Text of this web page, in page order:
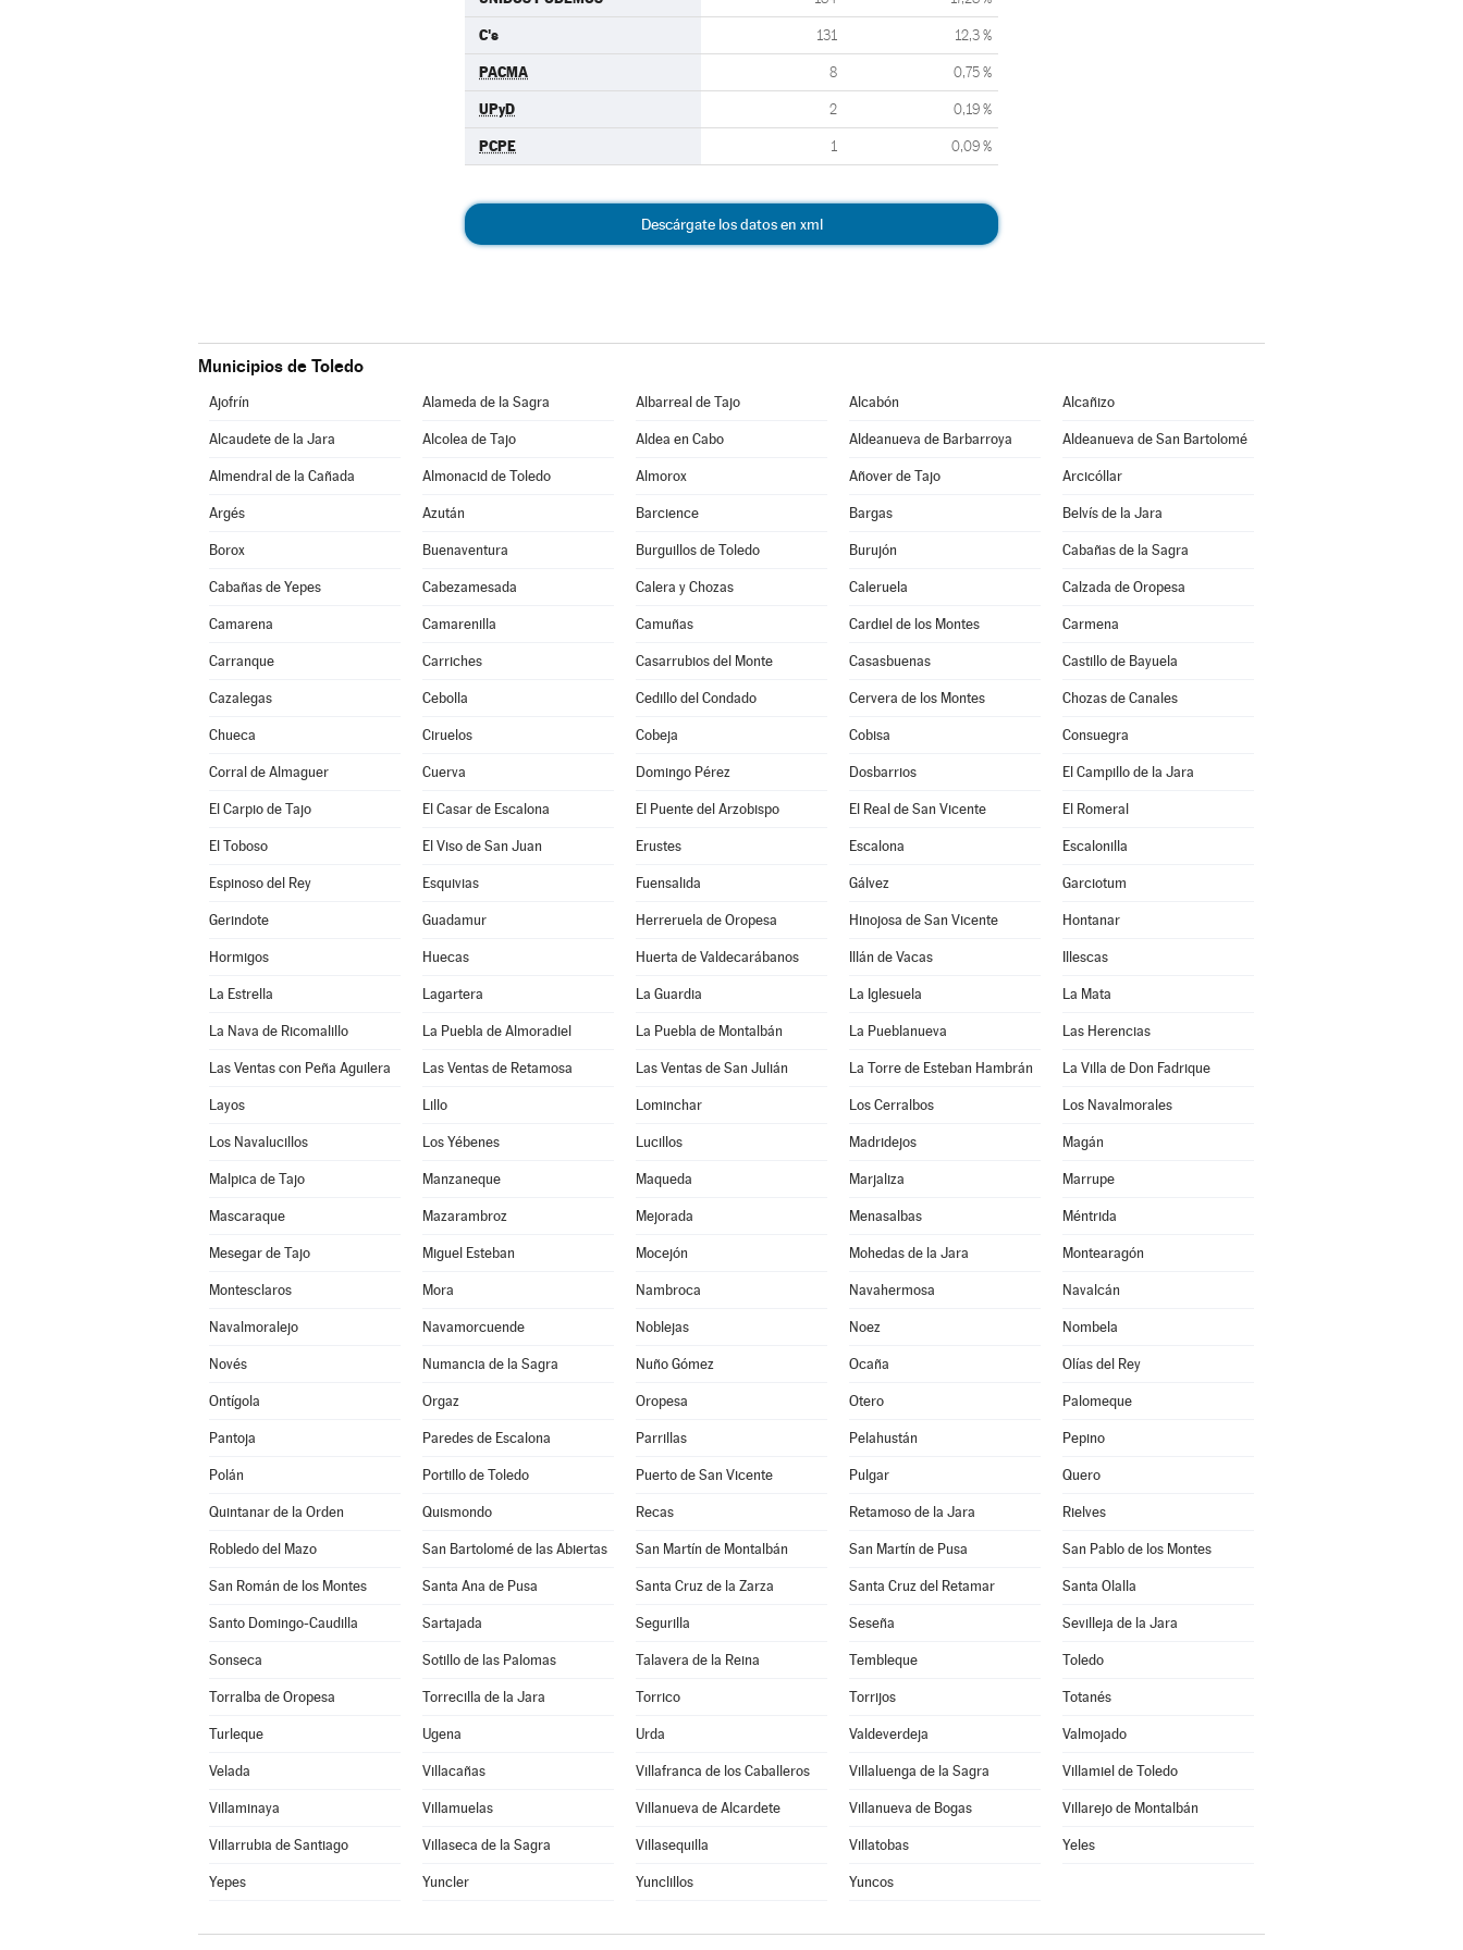
C's 131 12,3 %
PACMA 8 0,75 %
UPyD 2 0,19 %
PCPE 1 0,09 %
Descárgate los datos en xml
Municipios de Toledo
Ajofrín Alameda de la Sagra Albarreal de Tajo Alcabón Alcañizo
Alcaudete de la Jara Alcolea de Tajo Aldea en Cabo Aldeanueva de Barbarroya Aldeanueva de San Bartolomé
Almendral de la Cañada Almonacid de Toledo Almorox Añover de Tajo Arcicóllar
Argés Azután Barcience Bargas Belvís de la Jara
Borox Buenaventura Burguillos de Toledo Burujón Cabañas de la Sagra
Cabañas de Yepes Cabezamesada Calera y Chozas Caleruela Calzada de Oropesa
Camarena Camarenilla Camuñas Cardiel de los Montes Carmena
Carranque Carriches Casarrubios del Monte Casasbuenas Castillo de Bayuela
Cazalegas Cebolla Cedillo del Condado Cervera de los Montes Chozas de Canales
Chueca Ciruelos Cobeja Cobisa Consuegra
Corral de Almaguer Cuerva Domingo Pérez Dosbarrios El Campillo de la Jara
El Carpio de Tajo El Casar de Escalona El Puente del Arzobispo El Real de San Vicente El Romeral
El Toboso El Viso de San Juan Erustes Escalona Escalonilla
Espinoso del Rey Esquivias Fuensalida Gálvez Garciotum
Gerindote Guadamur Herreruela de Oropesa Hinojosa de San Vicente Hontanar
Hormigos Huecas Huerta de Valdecarábanos Illán de Vacas Illescas
La Estrella Lagartera La Guardia La Iglesuela La Mata
La Nava de Ricomalillo La Puebla de Almoradiel La Puebla de Montalbán La Pueblanueva Las Herencias
Las Ventas con Peña Aguilera Las Ventas de Retamosa Las Ventas de San Julián La Torre de Esteban Hambrán La Villa de Don Fadrique
Layos Lillo Lominchar Los Cerralbos Los Navalmorales
Los Navalucillos Los Yébenes Lucillos Madridejos Magán
Malpica de Tajo Manzaneque Maqueda Marjaliza Marrupe
Mascaraque Mazarambroz Mejorada Menasalbas Méntrida
Mesegar de Tajo Miguel Esteban Mocejón Mohedas de la Jara Montearagón
Montesclaros Mora Nambroca Navahermosa Navalcán
Navalmoralejo Navamorcuende Noblejas Noez Nombela
Novés Numancia de la Sagra Nuño Gómez Ocaña Olías del Rey
Ontígola Orgaz Oropesa Otero Palomeque
Pantoja Paredes de Escalona Parrillas Pelahustán Pepino
Polán Portillo de Toledo Puerto de San Vicente Pulgar Quero
Quintanar de la Orden Quismondo Recas Retamoso de la Jara Rielves
Robledo del Mazo San Bartolomé de las Abiertas San Martín de Montalbán San Martín de Pusa San Pablo de los Montes
San Román de los Montes Santa Ana de Pusa Santa Cruz de la Zarza Santa Cruz del Retamar Santa Olalla
Santo Domingo-Caudilla Sartajada Segurilla Seseña Sevilleja de la Jara
Sonseca Sotillo de las Palomas Talavera de la Reina Tembleque Toledo
Torralba de Oropesa Torrecilla de la Jara Torrico Torrijos Totanés
Turleque Ugena Urda Valdeverdeja Valmojado
Velada Villacañas Villafranca de los Caballeros Villaluenga de la Sagra Villamiel de Toledo
Villaminaya Villamuelas Villanueva de Alcardete Villanueva de Bogas Villarejo de Montalbán
Villarrubia de Santiago Villaseca de la Sagra Villasequilla Villatobas Yeles
Yepes Yuncler Yunclillos Yuncos